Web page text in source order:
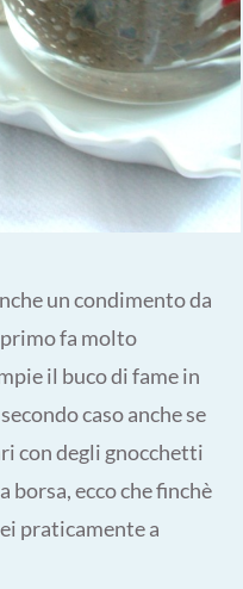
un condimento da
fa molto
il buco di fame in
caso anche se
con degli gnocchetti
borsa, ecco che finchè
praticamente a